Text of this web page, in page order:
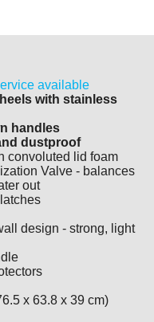
available
with stainless
handles
dustproof
convoluted lid foam
Valve - balances
out
design - strong, light
x 63.8 x 39 cm)